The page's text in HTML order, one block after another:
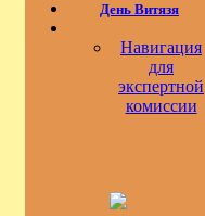
День Витязя
Навигация
для
экспертной
комиссии